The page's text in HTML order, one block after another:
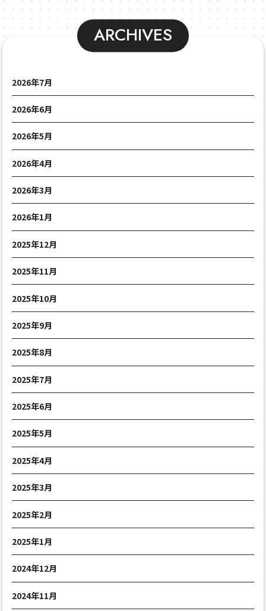
ARCHIVES
2026年7月
2026年6月
2026年5月
2026年4月
2026年3月
2026年1月
2025年12月
2025年11月
2025年10月
2025年9月
2025年8月
2025年7月
2025年6月
2025年5月
2025年4月
2025年3月
2025年2月
2025年1月
2024年12月
2024年11月